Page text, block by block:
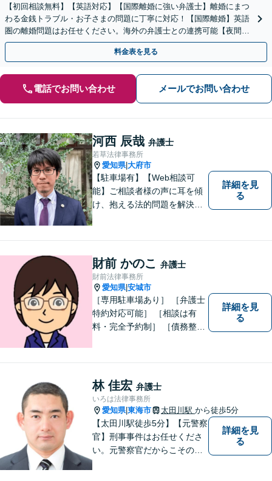
【初回相談無料】【英語対応】【国際離婚に強い弁護士】離婚にまつ
わる金銭トラブル・お子さまの問題に丁寧に対応！【国際離婚】英語
圏の離婚問題はお任せください。海外の弁護士との連携可能【夜間／
休日面談】【お子さま同席OK】【徳重駅／神沢駅5分】
料金表を見る
電話でお問い合わせ メールでお問い合わせ
河西 辰哉 弁護士
若草法律事務所
愛知県|大府市
【駐車場有】【Web相談可
能】ご相談者様の声に耳を傾
け、抱える法的問題を解決す
て、明るい未来へと進みまし
ょう。 地域のみなさまからの
ご相談、お待ちしておりま
す。
詳細を見
る
財前 かのこ 弁護士
財前法律事務所
愛知県|安城市
［専用駐車場あり］ ［弁護士
特約対応可能］ ［相談は有
料・完全予約制］ ［債務整理
りになる街の法律家を目指し
ています。 暮らしのトラブ
ル、まずはご相談ください。
詳細を見
る
林 佳宏 弁護士
いろは法律事務所
愛知県|東海市 太田川駅 から徒歩5分
【太田川駅徒歩5分】【元警察
官】刑事事件はお任せくださ
い。元警察官だからこその視
詳細を見
る